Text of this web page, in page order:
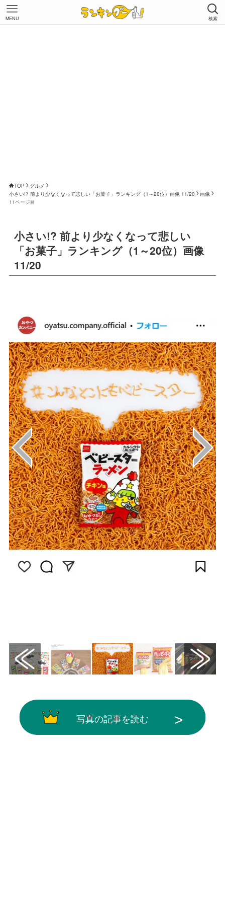
検索
MENU
TOP
グルメ
小さい!? 前より少なくなって悲しい「お菓子」ランキング（1～20位）画像 11/20
画像
11ページ目
小さい!? 前より少なくなって悲しい
「お菓子」ランキング（1～20位）画像
11/20
写真の記事を読む